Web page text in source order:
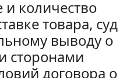
количество
товара, суд
выводу о
сторонами
договора о